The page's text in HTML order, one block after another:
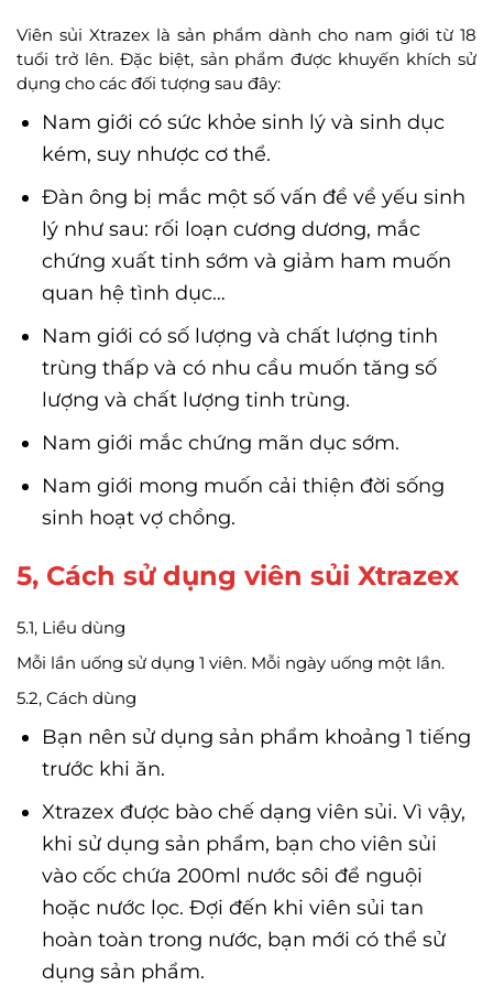
Viên sủi Xtrazex là sản phẩm dành cho nam giới từ 18
tuổi trở lên. Đặc biệt, sản phẩm được khuyến khích sử
dụng cho các đối tượng sau đây:
Nam giới có sức khỏe sinh lý và sinh dục
kém, suy nhược cơ thể.
Đàn ông bị mắc một số vấn đề về yếu sinh
lý như sau: rối loạn cương dương, mắc
chứng xuất tinh sớm và giảm ham muốn
quan hệ tình dục…
Nam giới có số lượng và chất lượng tinh
trùng thấp và có nhu cầu muốn tăng số
lượng và chất lượng tinh trùng.
Nam giới mắc chứng mãn dục sớm.
Nam giới mong muốn cải thiện đời sống
sinh hoạt vợ chồng.
5, Cách sử dụng viên sủi Xtrazex
5.1, Liều dùng
Mỗi lần uống sử dụng 1 viên. Mỗi ngày uống một lần.
5.2, Cách dùng
Bạn nên sử dụng sản phẩm khoảng 1 tiếng
trước khi ăn.
Xtrazex được bào chế dạng viên sủi. Vì vậy,
khi sử dụng sản phẩm, bạn cho viên sủi
vào cốc chứa 200ml nước sôi để nguội
hoặc nước lọc. Đợi đến khi viên sủi tan
hoàn toàn trong nước, bạn mới có thể sử
dụng sản phẩm.